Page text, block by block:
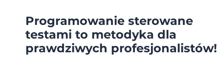
Programowanie sterowane
testami to metodyka dla
prawdziwych profesjonalistów!